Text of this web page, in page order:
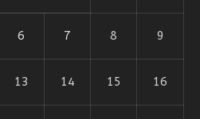
6 7 8 9
13 14 15 16